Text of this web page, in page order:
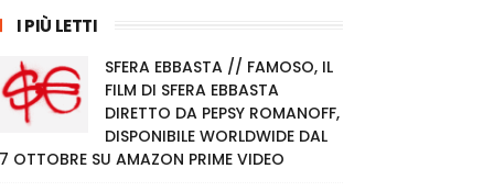
I PIÙ LETTI
SFERA EBBASTA // FAMOSO, IL
FILM DI SFERA EBBASTA
DIRETTO DA PEPSY ROMANOFF,
DISPONIBILE WORLDWIDE DAL
OTTOBRE SU AMAZON PRIME VIDEO